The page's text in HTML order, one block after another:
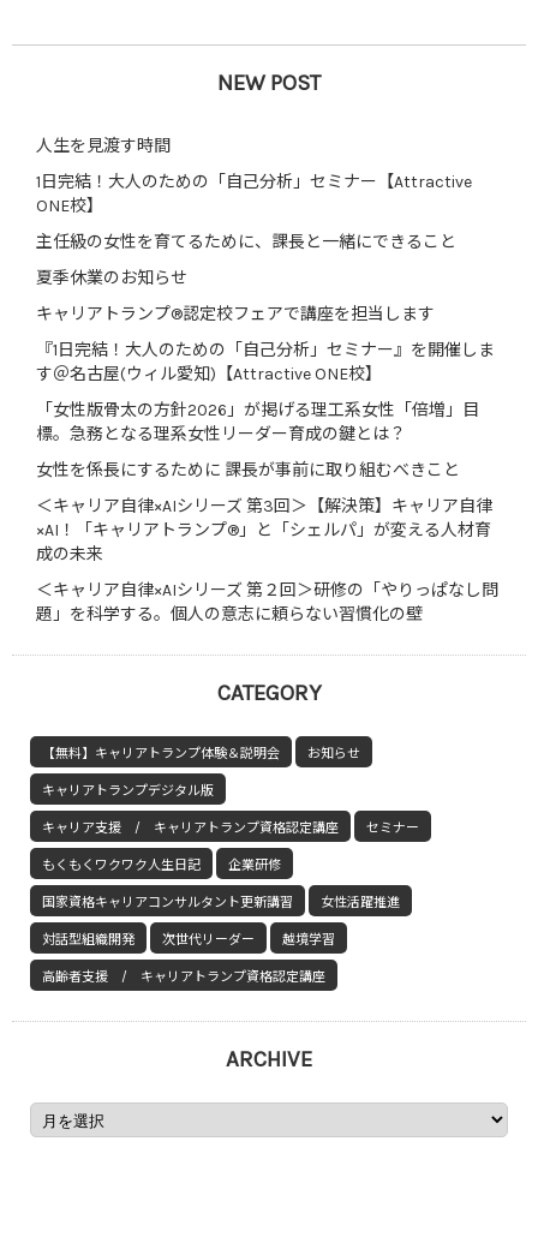
NEW POST
人生を見渡す時間
1日完結！大人のための「自己分析」セミナー【Attractive
ONE校】
主任級の女性を育てるために、課長と一緒にできること
夏季休業のお知らせ
キャリアトランプ®認定校フェアで講座を担当します
『1日完結！大人のための「自己分析」セミナー』を開催しま
す＠名古屋(ウィル愛知)【Attractive ONE校】
「女性版骨太の方針2026」が掲げる理工系女性「倍増」目
標。急務となる理系女性リーダー育成の鍵とは？
女性を係長にするために 課長が事前に取り組むべきこと
＜キャリア自律×AIシリーズ 第3回＞【解決策】キャリア自律
×AI！「キャリアトランプ®」と「シェルパ」が変える人材育
成の未来
＜キャリア自律×AIシリーズ 第２回＞研修の「やりっぱなし問
題」を科学する。個人の意志に頼らない習慣化の壁
CATEGORY
【無料】キャリアトランプ体験＆説明会 お知らせ
キャリアトランプデジタル版
キャリア支援 / キャリアトランプ資格認定講座 セミナー
もくもくワクワク人生日記 企業研修
国家資格キャリアコンサルタント更新講習 女性活躍推進
対話型組織開発 次世代リーダー 越境学習
高齢者支援 / キャリアトランプ資格認定講座
ARCHIVE